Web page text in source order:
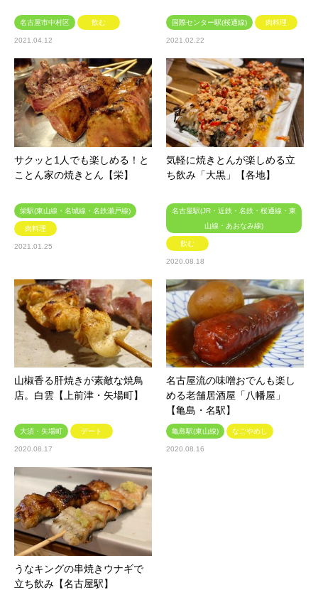
名古屋市中村区 飲む
2021.04.12
国際センター駅(桜通線) 肉料理
2021.02.22
サクッと1人でも楽しめる！と
ことん家の焼きとん【栄】
栄駅(東山線・名城線・名鉄瀬戸線)
肉料理
2021.01.25
気軽に焼きとんが楽しめる立
ち飲み「大黒」【各地】
名古屋駅(JR・近鉄・名鉄・桜通線・東
山線・あおなみ線)
飲む
2020.08.18
山椒香る肝焼きが素敵な焼鳥
店。白雲【上前津・矢場町】
大須・矢場町 デート
2020.08.17
名古屋流の味噌おでんも楽し
める老舗居酒屋「八幡屋」
【亀島・名駅】
亀島駅(東山線) なごやめし
2020.08.16
うなキングの串焼きウナギで
立ち飲み【名古屋駅】